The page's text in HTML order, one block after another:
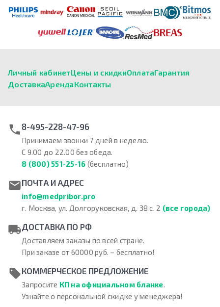
Личный кабинетЦены и скидкиОплатаГарантия
ДоставкаАрендаКонтакты
8-495-228-47-96
Принимаем звонки 7 дней в неделю.
С 9.00 до 22.00 без обеда.
8 (800) 551-25-16 (бесплатно)
ПОЧТА И АДРЕС
info@medpribor.pro
г. Москва, ул. Долгоруковская, д. 38 с. 2 (все города)
ДОСТАВКА ПО РФ
Доставляем заказы по всей стране.
При заказе от 60000 руб. – бесплатно!
КОММЕРЧЕСКОЕ ПРЕДЛОЖЕНИЕ
Запросите КП на официальном бланке.
Узнайте о персональной скидке у менеджера!